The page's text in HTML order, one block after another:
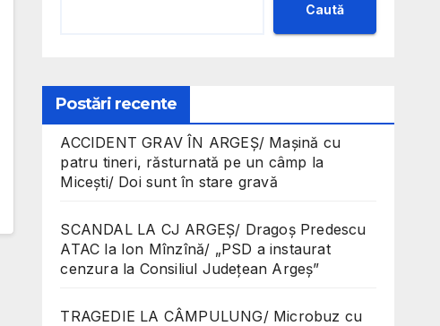
Caută
Postări recente
ACCIDENT GRAV ÎN ARGEȘ/ Mașină cu
patru tineri, răsturnată pe un câmp la
Micești/ Doi sunt în stare gravă
SCANDAL LA CJ ARGEȘ/ Dragoș Predescu
ATAC la Ion Mînzînă/ „PSD a instaurat
cenzura la Consiliul Județean Argeș”
TRAGEDIE LA CÂMPULUNG/ Microbuz cu